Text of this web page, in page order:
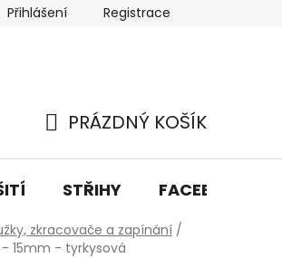
Doprava a platba
Přihlášení Registrace
KOŠÍK
PRÁZDNÝ KOŠÍK
STŘIHY FACEBOOK
zkracovače a zapínání /
15mm - tyrkysová